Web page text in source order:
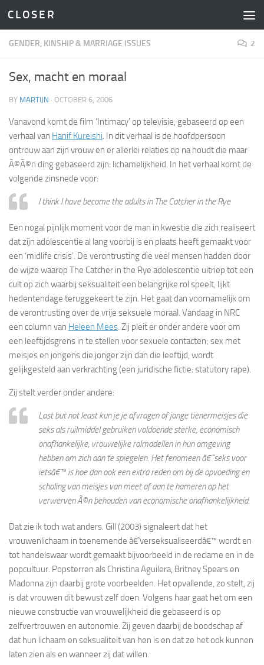
Skip to content
C L O S E R
GENDER, KINSHIP & MARRIAGE ISSUES 2
Sex, macht en moraal
BY MARTIJN · OCTOBER 6, 2006
Vanavond komt de film ‘Intimacy’ op televisie, gebaseerd op een
verhaal van Hanif Kureishi. In dit verhaal is de hoofdpersoon
ontrouw aan zijn vrouw en er allerlei relaties op na houdt die maar
Ã©Ã©n ding gebaseerd zijn: lichamelijkheid. In het verhaal komt de
volgende zinsnede voor:
I think I have become the adults in The Catcher in the Rye
Een nogal pijnlijk moment voor de man in kwestie die zich realiseert
dat zijn adolescentie al lang voorbij is en plaats heeft gemaakt voor
een ‘midlife crisis’. De verontrusting die veel mensen hadden door
de wijze waarop The Catcher in the Rye adolescentie uitriep tot een
cult op zich waarbij seksualiteit een belangrijke rol speelt, lijkt
hedentendage teruggekeert te zijn. Het gaat dan voornamelijk om
de verontrusting over de vrije seksuele moraal. Vandaag in NRC
een column van Heleen Mees. Zij pleit er onder andere voor om
een leeftijdsgrens in te stellen voor sexuele contacten; sex met
meisjes en jongens die jonger zijn dan die leeftijd, wordt
gelijkgesteld aan verkrachting (een juridische fictie: statutory rape).
Zij stelt verder onder andere:
Last but not least kun je je afvragen of jonge tienermeisjes die
seks als ruilmiddel gebruiken voldoende sterke, economisch
onafhankelijke, vrouwelijke rolmodellen in hun omgeving
hebben om zich aan te spiegelen. Het fenomeen â€˜seks voor
ietsâ€™ is hoe dan ook een extra reden om bij de opvoeding en
scholing van meisjes van meet af aan te hameren op het
verwerven Ã©n behouden van economische onafhankelijkheid.
Dat zie ik toch wat anders. Gill (2003) signaleert dat het
vrouwenlichaam in toenemende â€˜verseksualiseerdâ€™ wordt en
tot handelswaar wordt gemaakt bijvoorbeeld in de reclame en in de
popcultuur. Popsterren als Christina Aguilera, Britney Spears en
Madonna zijn daarbij grote voorbeelden. Het opvallende, zo stelt, zij
is dat vrouwen dit bewust zelf doen. Volgens haar gaat het om een
nieuwe constructie van vrouwelijkheid die gebaseerd is op
zelfvertrouwen en autonomie. Zij geven daarbij de boodschap af
dat hun lichaam en seksualiteit van hen is en dat ze het ook kunnen
laten zien als en wanneer zij dat willen.